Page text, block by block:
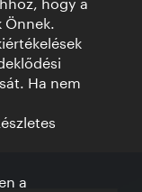
Önnek.
Ha nem
a